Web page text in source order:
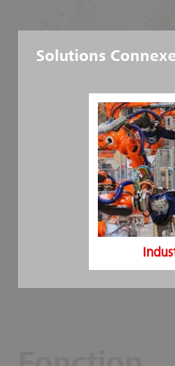
Solutions